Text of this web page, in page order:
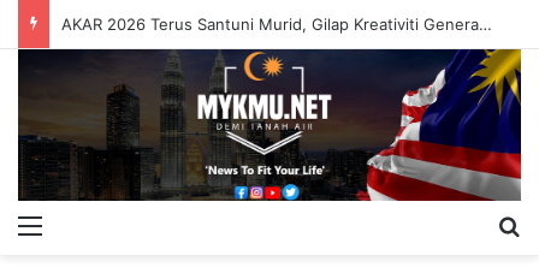
AKAR 2026 Terus Santuni Murid, Gilap Kreativiti Generasi Muda